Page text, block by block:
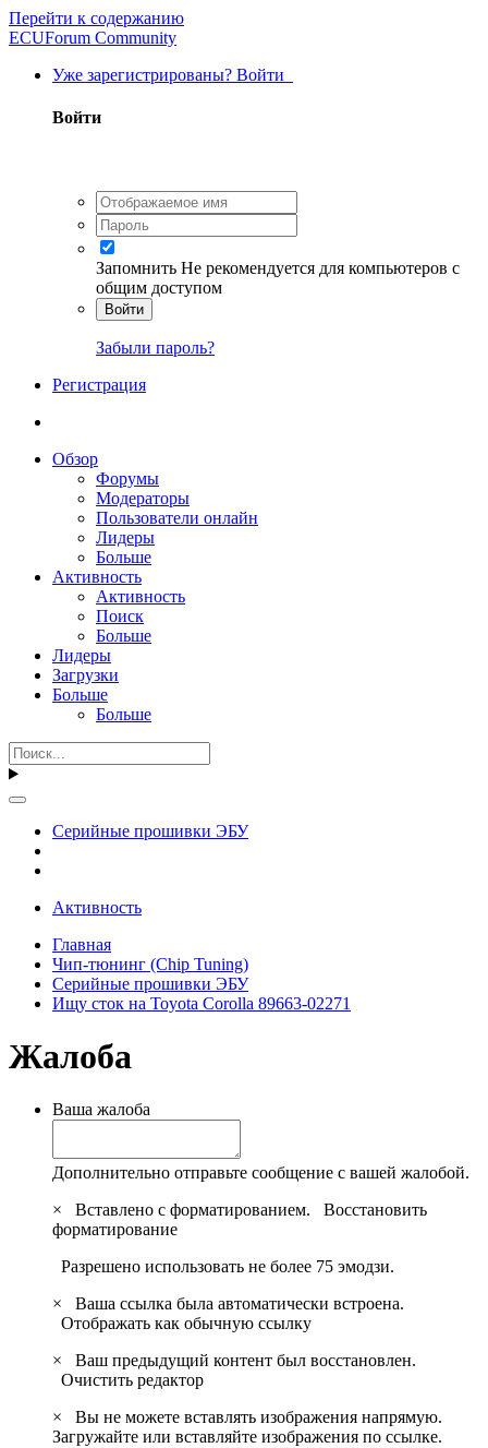
Перейти к содержанию
ECUForum Community
Уже зарегистрированы? Войти
Войти
Запомнить Не рекомендуется для компьютеров с
общим доступом
Войти
Забыли пароль?
Регистрация
Обзор
Форумы
Модераторы
Пользователи онлайн
Лидеры
Больше
Активность
Активность
Поиск
Больше
Лидеры
Загрузки
Больше
Больше
Серийные прошивки ЭБУ
Активность
Главная
Чип-тюнинг (Chip Tuning)
Серийные прошивки ЭБУ
Ищу сток на Toyota Corolla 89663-02271
Жалоба
Ваша жалоба
Дополнительно отправьте сообщение с вашей жалобой.
×
Вставлено с форматированием. Восстановить
форматирование
Разрешено использовать не более 75 эмодзи.
×
Ваша ссылка была автоматически встроена.
Отображать как обычную ссылку
×
Ваш предыдущий контент был восстановлен.
Очистить редактор
×
Вы не можете вставлять изображения напрямую.
Загружайте или вставляйте изображения по ссылке.